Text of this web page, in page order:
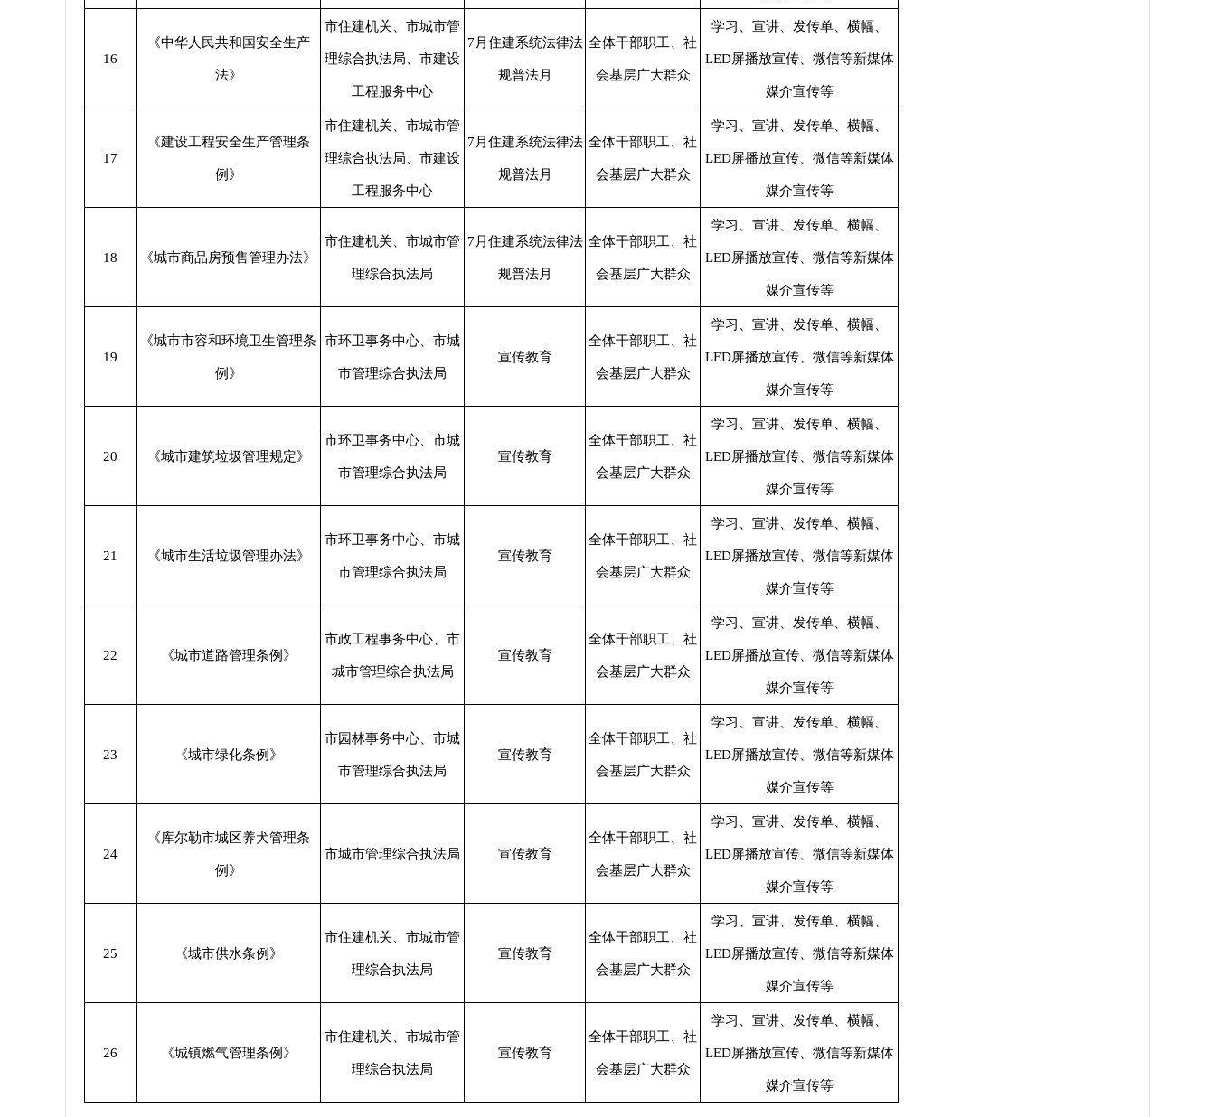
16
《中华人民共和国安全生产
法》
市住建机关、市城市管
理综合执法局、市建设
工程服务中心
7月住建系统法律法
规普法月
全体干部职工、社
会基层广大群众
学习、宣讲、发传单、横幅、
LED屏播放宣传、微信等新媒体
媒介宣传等
17
《建设工程安全生产管理条
例》
市住建机关、市城市管
理综合执法局、市建设
工程服务中心
7月住建系统法律法
规普法月
全体干部职工、社
会基层广大群众
学习、宣讲、发传单、横幅、
LED屏播放宣传、微信等新媒体
媒介宣传等
18 《城市商品房预售管理办法》
市住建机关、市城市管
理综合执法局
7月住建系统法律法
规普法月
全体干部职工、社
会基层广大群众
学习、宣讲、发传单、横幅、
LED屏播放宣传、微信等新媒体
媒介宣传等
19
《城市市容和环境卫生管理条
例》
市环卫事务中心、市城
市管理综合执法局
宣传教育
全体干部职工、社
会基层广大群众
学习、宣讲、发传单、横幅、
LED屏播放宣传、微信等新媒体
媒介宣传等
20 《城市建筑垃圾管理规定》
市环卫事务中心、市城
市管理综合执法局
宣传教育
全体干部职工、社
会基层广大群众
学习、宣讲、发传单、横幅、
LED屏播放宣传、微信等新媒体
媒介宣传等
21 《城市生活垃圾管理办法》
市环卫事务中心、市城
市管理综合执法局
宣传教育
全体干部职工、社
会基层广大群众
学习、宣讲、发传单、横幅、
LED屏播放宣传、微信等新媒体
媒介宣传等
22 《城市道路管理条例》
市政工程事务中心、市
城市管理综合执法局
宣传教育
全体干部职工、社
会基层广大群众
学习、宣讲、发传单、横幅、
LED屏播放宣传、微信等新媒体
媒介宣传等
23 《城市绿化条例》
市园林事务中心、市城
市管理综合执法局
宣传教育
全体干部职工、社
会基层广大群众
学习、宣讲、发传单、横幅、
LED屏播放宣传、微信等新媒体
媒介宣传等
24
《库尔勒市城区养犬管理条
例》
市城市管理综合执法局 宣传教育
全体干部职工、社
会基层广大群众
学习、宣讲、发传单、横幅、
LED屏播放宣传、微信等新媒体
媒介宣传等
25 《城市供水条例》
市住建机关、市城市管
理综合执法局
宣传教育
全体干部职工、社
会基层广大群众
学习、宣讲、发传单、横幅、
LED屏播放宣传、微信等新媒体
媒介宣传等
26 《城镇燃气管理条例》
市住建机关、市城市管
理综合执法局
宣传教育
全体干部职工、社
会基层广大群众
学习、宣讲、发传单、横幅、
LED屏播放宣传、微信等新媒体
媒介宣传等